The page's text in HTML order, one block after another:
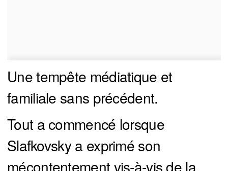
Une tempête médiatique et
familiale sans précédent.
Tout a commencé lorsque
Slafkovsky a exprimé son
mécontentement vis-à-vis de la